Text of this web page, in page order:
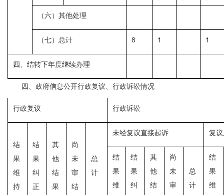
（六）其他处理
（七）总计 8 1 1
四、结转下年度继续办理
四、政府信息公开行政复议、行政诉讼情况
行政复议 行政诉讼
结
果
维
持
结
果
纠
正
其
他
结
果
尚
未
审
结
总
计
未经复议直接起诉 复
结
果
维
结
果
纠
其
他
结
尚
未
审
总
计
结
果
维